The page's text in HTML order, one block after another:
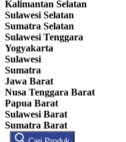
Kalimantan Selatan
Sulawesi Selatan
Sumatra Selatan
Sulawesi Tenggara
Yogyakarta
Sulawesi
Sumatra
Jawa Barat
Nusa Tenggara Barat
Papua Barat
Sulawesi Barat
Sumatra Barat